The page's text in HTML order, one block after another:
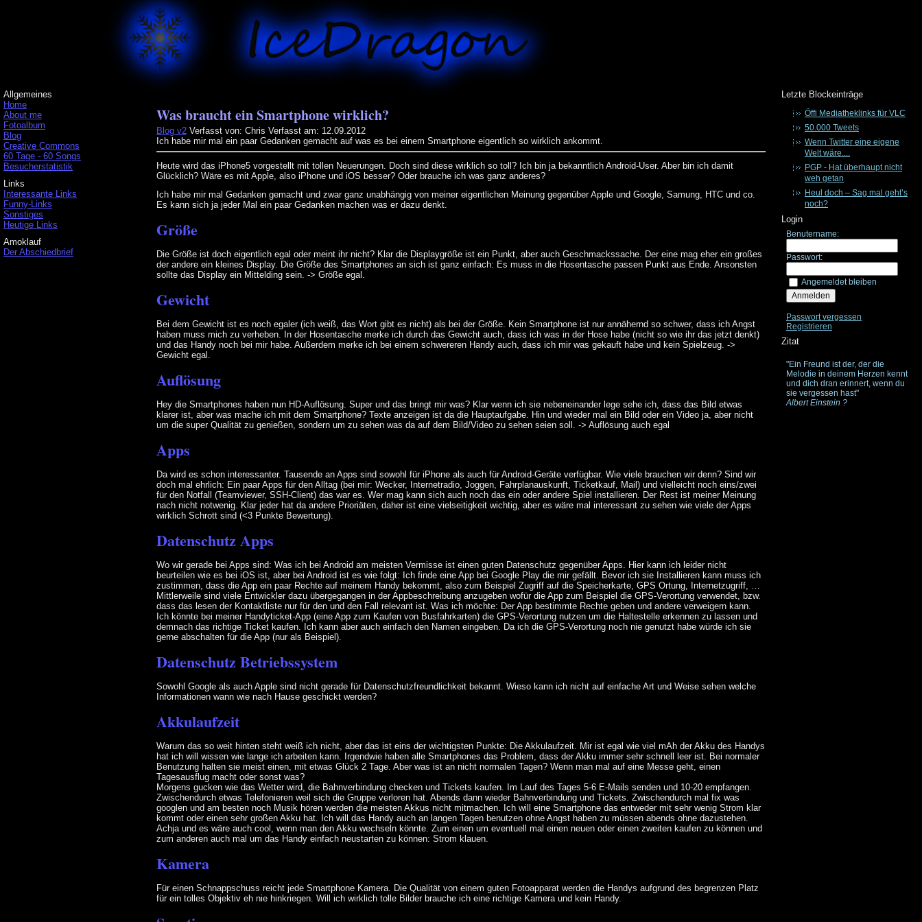
Allgemeines
Home
About me
Fotoalbum
Blog
Creative Commons
60 Tage - 60 Songs
Besucherstatistik
Links
Interessante Links
Funny-Links
Sonstiges
Heutige Links
Amoklauf
Der Abschiedbrief
Was braucht ein Smartphone wirklich?
Blog v2 Verfasst von: Chris Verfasst am: 12.09.2012
Ich habe mir mal ein paar Gedanken gemacht auf was es bei einem Smartphone eigentlich so wirklich ankommt.
Heute wird das iPhone5 vorgestellt mit tollen Neuerungen. Doch sind diese wirklich so toll? Ich bin ja bekanntlich Android-User. Aber bin ich damit
Glücklich? Wäre es mit Apple, also iPhone und iOS besser? Oder brauche ich was ganz anderes?
Ich habe mir mal Gedanken gemacht und zwar ganz unabhängig von meiner eigentlichen Meinung gegenüber Apple und Google, Samung, HTC und co.
Es kann sich ja jeder Mal ein paar Gedanken machen was er dazu denkt.
Größe
Die Größe ist doch eigentlich egal oder meint ihr nicht? Klar die Displaygröße ist ein Punkt, aber auch Geschmackssache. Der eine mag eher ein großes
der andere ein kleines Display. Die Größe des Smartphones an sich ist ganz einfach: Es muss in die Hosentasche passen Punkt aus Ende. Ansonsten
sollte das Display ein Mittelding sein. -> Größe egal.
Gewicht
Bei dem Gewicht ist es noch egaler (ich weiß, das Wort gibt es nicht) als bei der Größe. Kein Smartphone ist nur annähernd so schwer, dass ich Angst
haben muss mich zu verheben. In der Hosentasche merke ich durch das Gewicht auch, dass ich was in der Hose habe (nicht so wie ihr das jetzt denkt)
und das Handy noch bei mir habe. Außerdem merke ich bei einem schwereren Handy auch, dass ich mir was gekauft habe und kein Spielzeug. ->
Gewicht egal.
Auflösung
Hey die Smartphones haben nun HD-Auflösung. Super und das bringt mir was? Klar wenn ich sie nebeneinander lege sehe ich, dass das Bild etwas
klarer ist, aber was mache ich mit dem Smartphone? Texte anzeigen ist da die Hauptaufgabe. Hin und wieder mal ein Bild oder ein Video ja, aber nicht
um die super Qualität zu genießen, sondern um zu sehen was da auf dem Bild/Video zu sehen seien soll. -> Auflösung auch egal
Apps
Da wird es schon interessanter. Tausende an Apps sind sowohl für iPhone als auch für Android-Geräte verfügbar. Wie viele brauchen wir denn? Sind wir
doch mal ehrlich: Ein paar Apps für den Alltag (bei mir: Wecker, Internetradio, Joggen, Fahrplanauskunft, Ticketkauf, Mail) und vielleicht noch eins/zwei
für den Notfall (Teamviewer, SSH-Client) das war es. Wer mag kann sich auch noch das ein oder andere Spiel installieren. Der Rest ist meiner Meinung
nach nicht notwenig. Klar jeder hat da andere Prioriäten, daher ist eine vielseitigkeit wichtig, aber es wäre mal interessant zu sehen wie viele der Apps
wirklich Schrott sind (<3 Punkte Bewertung).
Datenschutz Apps
Wo wir gerade bei Apps sind: Was ich bei Android am meisten Vermisse ist einen guten Datenschutz gegenüber Apps. Hier kann ich leider nicht
beurteilen wie es bei iOS ist, aber bei Android ist es wie folgt: Ich finde eine App bei Google Play die mir gefällt. Bevor ich sie Installieren kann muss ich
zustimmen, dass die App ein paar Rechte auf meinem Handy bekommt, also zum Beispiel Zugriff auf die Speicherkarte, GPS Ortung, Internetzugriff, …
Mittlerweile sind viele Entwickler dazu übergegangen in der Appbeschreibung anzugeben wofür die App zum Beispiel die GPS-Verortung verwendet, bzw.
dass das lesen der Kontaktliste nur für den und den Fall relevant ist. Was ich möchte: Der App bestimmte Rechte geben und andere verweigern kann.
Ich könnte bei meiner Handyticket-App (eine App zum Kaufen von Busfahrkarten) die GPS-Verortung nutzen um die Haltestelle erkennen zu lassen und
demnach das richtige Ticket kaufen. Ich kann aber auch einfach den Namen eingeben. Da ich die GPS-Verortung noch nie genutzt habe würde ich sie
gerne abschalten für die App (nur als Beispiel).
Datenschutz Betriebssystem
Sowohl Google als auch Apple sind nicht gerade für Datenschutzfreundlichkeit bekannt. Wieso kann ich nicht auf einfache Art und Weise sehen welche
Informationen wann wie nach Hause geschickt werden?
Akkulaufzeit
Warum das so weit hinten steht weiß ich nicht, aber das ist eins der wichtigsten Punkte: Die Akkulaufzeit. Mir ist egal wie viel mAh der Akku des Handys
hat ich will wissen wie lange ich arbeiten kann. Irgendwie haben alle Smartphones das Problem, dass der Akku immer sehr schnell leer ist. Bei normaler
Benutzung halten sie meist einen, mit etwas Glück 2 Tage. Aber was ist an nicht normalen Tagen? Wenn man mal auf eine Messe geht, einen
Tagesausflug macht oder sonst was?
Morgens gucken wie das Wetter wird, die Bahnverbindung checken und Tickets kaufen. Im Lauf des Tages 5-6 E-Mails senden und 10-20 empfangen.
Zwischendurch etwas Telefonieren weil sich die Gruppe verloren hat. Abends dann wieder Bahnverbindung und Tickets. Zwischendurch mal fix was
googlen und am besten noch Musik hören werden die meisten Akkus nicht mitmachen. Ich will eine Smartphone das entweder mit sehr wenig Strom klar
kommt oder einen sehr großen Akku hat. Ich will das Handy auch an langen Tagen benutzen ohne Angst haben zu müssen abends ohne dazustehen.
Achja und es wäre auch cool, wenn man den Akku wechseln könnte. Zum einen um eventuell mal einen neuen oder einen zweiten kaufen zu können und
zum anderen auch mal um das Handy einfach neustarten zu können: Strom klauen.
Kamera
Für einen Schnappschuss reicht jede Smartphone Kamera. Die Qualität von einem guten Fotoapparat werden die Handys aufgrund des begrenzen Platz
für ein tolles Objektiv eh nie hinkriegen. Will ich wirklich tolle Bilder brauche ich eine richtige Kamera und kein Handy.
Letzte Blockeinträge
Öffi Mediatheklinks für VLC
50.000 Tweets
Wenn Twitter eine eigene
Welt wäre....
PGP - Hat überhaupt nicht
weh getan
Heul doch – Sag mal geht’s
noch?
Login
Benutername:
Passwort:
Angemeldet bleiben
Passwort vergessen
Registrieren
Zitat
"Ein Freund ist der, der die
Melodie in deinem Herzen kennt
und dich dran erinnert, wenn du
sie vergessen hast"
Albert Einstein ?